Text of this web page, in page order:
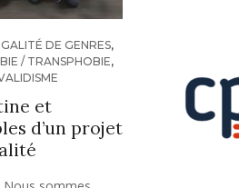
DE GENRES,
/ TRANSPHOBIE,
et
d’un projet